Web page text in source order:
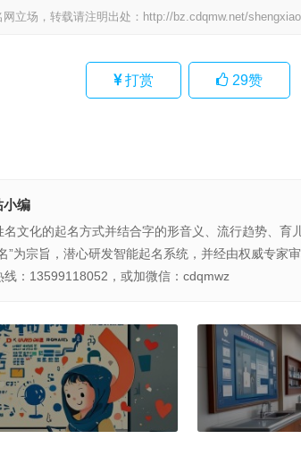
立场，转载请注明出处： http://bz.cdqmw.net/
打赏 29赞
小编
名文化的起名方式并结合字的形音义、流行趋势、育
”为宗旨，潜心研发智能起名系统，并经由权威专家
线：13599118052，或加微信：cdqmwz